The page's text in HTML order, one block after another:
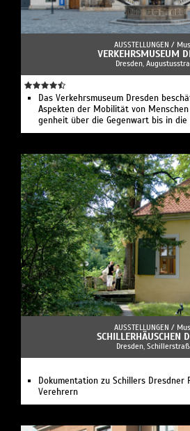
AUSSTELLUNGEN /
VERKEHRSMUSEUM
Dresden,
Das Verkehrs­museum Dresden
Aspekten der Mobilität von
genheit über die Gegenwart bis in die
AUSSTELLUNGEN /
SCHILLERHÄUSCHEN
Dresden,
Dokumentation zu Schillers Dresdner
Verehrern